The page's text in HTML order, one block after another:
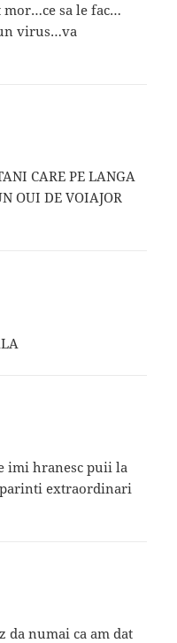
mor…ce sa le fac…
virus…va
CARE PE LANGA
OUI DE VOIAJOR
imi hranesc puii la
extraordinari
da numai ca am dat